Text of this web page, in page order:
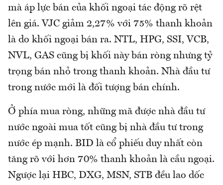
mà áp lực bán của khối ngoại tác động rõ rệt
lên giá. VJC giảm 2,27% với 75% thanh khoản
là do khối ngoại bán ra. NTL, HPG, SSI, VCB,
NVL, GAS cũng bị khối này bán ròng nhưng tỷ
trọng bán nhỏ trong thanh khoản. Nhà đầu tư
trong nước mới là đối tượng bán chính.
Ở phía mua ròng, những mã được nhà đầu tư
nước ngoài mua tốt cũng bị nhà đầu tư trong
nước ép mạnh. BID là cổ phiếu duy nhất còn
tăng rõ với hơn 70% thanh khoản là cầu ngoại.
Ngược lại HBC, DXG, MSN, STB đều lao dốc